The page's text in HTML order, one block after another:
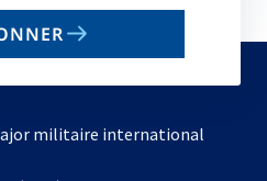
militaire international